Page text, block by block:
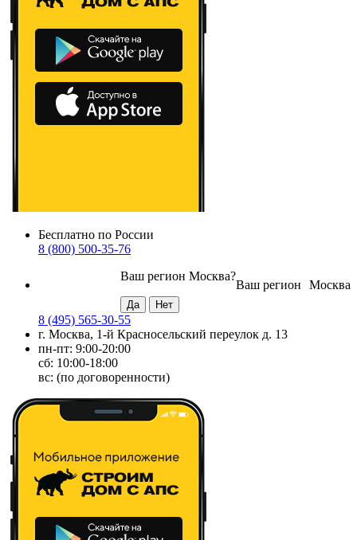
Бесплатно по России
8 (800) 500-35-76
Москва
Ваш регион
Ваш регион Москва?
8 (495) 565-30-55
г. Москва, 1-й Красносельский переулок д. 13
пн-пт: 9:00-20:00
сб: 10:00-18:00
вс: (по договоренности)